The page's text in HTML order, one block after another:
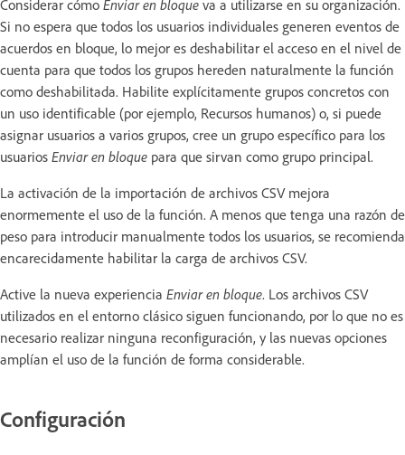
Considerar cómo Enviar en bloque va a utilizarse en su organización.
Si no espera que todos los usuarios individuales generen eventos de
acuerdos en bloque, lo mejor es deshabilitar el acceso en el nivel de
cuenta para que todos los grupos hereden naturalmente la función
como deshabilitada. Habilite explícitamente grupos concretos con
un uso identificable (por ejemplo, Recursos humanos) o, si puede
asignar usuarios a varios grupos, cree un grupo específico para los
usuarios Enviar en bloque para que sirvan como grupo principal.
La activación de la importación de archivos CSV mejora
enormemente el uso de la función. A menos que tenga una razón de
peso para introducir manualmente todos los usuarios, se recomienda
encarecidamente habilitar la carga de archivos CSV.
Active la nueva experiencia Enviar en bloque. Los archivos CSV
utilizados en el entorno clásico siguen funcionando, por lo que no es
necesario realizar ninguna reconfiguración, y las nuevas opciones
amplían el uso de la función de forma considerable.
Configuración